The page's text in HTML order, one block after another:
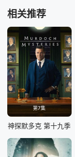
相关推荐
第7集
神探默多克 第十九季